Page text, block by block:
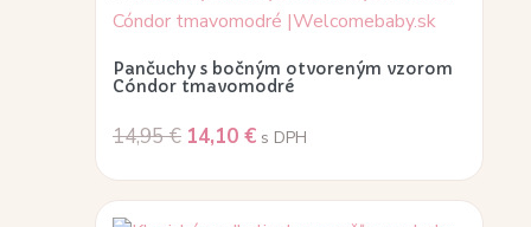
Pančuchy s bočným otvoreným vzorom
Cóndor tmavomodré
14,95€ 14,10 € s DPH